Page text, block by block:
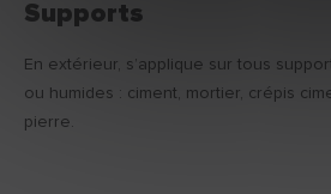
Supports
En extérieur, s’applique sur tous
ou humides : ciment, mortier, crépis
pierre.